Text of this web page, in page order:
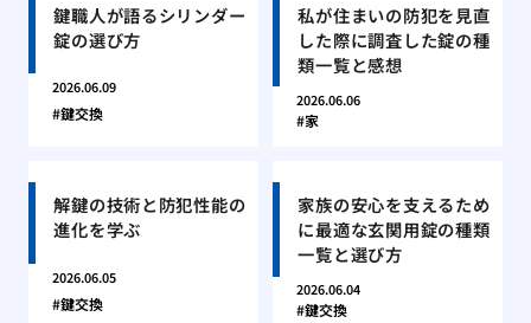
鍵職人が語るシリンダー
錠の選び方
2026.06.09
鍵交換
私が住まいの防犯を見直
した際に調査した錠の種
類一覧と感想
2026.06.06
家
解鍵の技術と防犯性能の
進化を学ぶ
2026.06.05
鍵交換
家族の安心を支えるため
に最適な玄関用錠の種類
一覧と選び方
2026.06.04
鍵交換